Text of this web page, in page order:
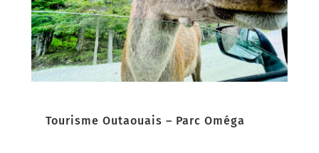
Tourisme Outaouais – Parc Oméga